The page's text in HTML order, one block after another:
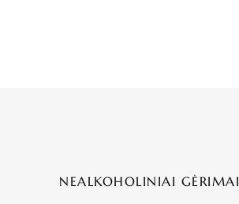
NEALKOHOLINIAI GĖRIMAI